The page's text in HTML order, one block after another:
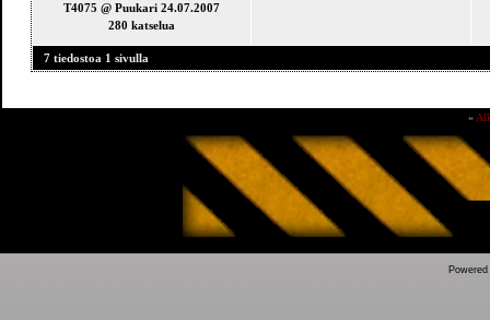
T4075 @ Puukari 24.07.2007
280 katselua
7 tiedostoa 1 sivulla
»